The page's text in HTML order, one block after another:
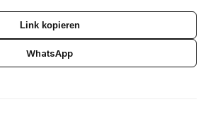
Link kopieren
WhatsApp